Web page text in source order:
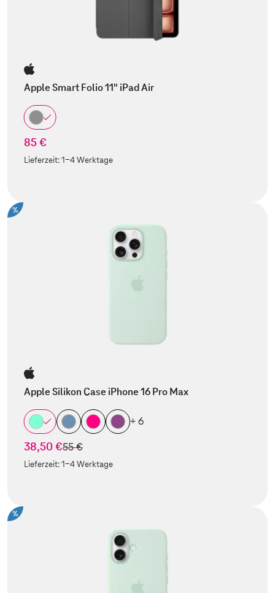
Apple Smart Folio 11" iPad Air
85 €
Lieferzeit:1-4 Werktage
%
Apple Silikon Case iPhone 16 Pro Max
+ 6
38,50 €statt
55 €
Lieferzeit:1-4 Werktage
%